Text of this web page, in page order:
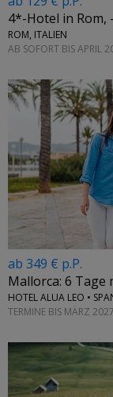
4*-Hotel in Rom,
ROM, ITALIEN
AB SOFORT BIS APRIL
ab 349 € p.P.
Mallorca: 6 Tage
HOTEL ALUA LEO •
TERMINE BIS MÄRZ 2027